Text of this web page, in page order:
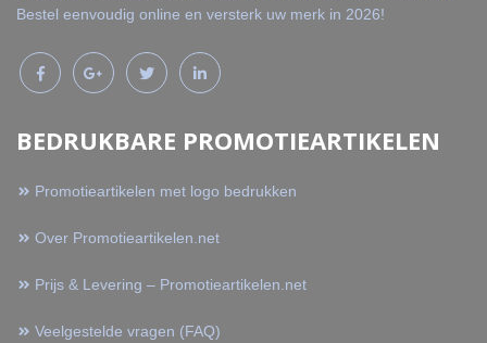
Bestel eenvoudig online en versterk uw merk in 2026!
BEDRUKBARE PROMOTIEARTIKELEN
Promotieartikelen met logo bedrukken
Over Promotieartikelen.net
Prijs & Levering – Promotieartikelen.net
Veelgestelde vragen (FAQ)